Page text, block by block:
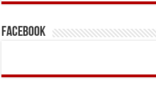
Facebook